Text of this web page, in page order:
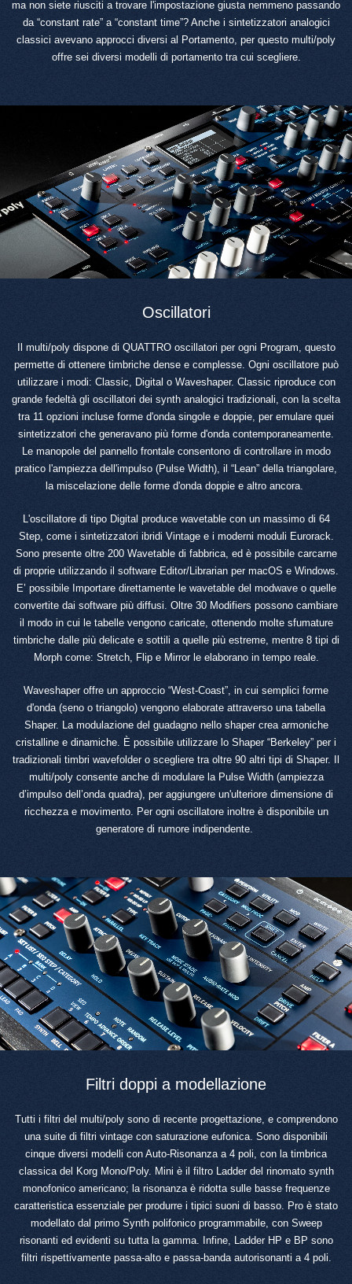
ma non siete riusciti a trovare l'impostazione giusta nemmeno passando
da “constant rate” a “constant time”? Anche i sintetizzatori analogici
classici avevano approcci diversi al Portamento, per questo multi/poly
offre sei diversi modelli di portamento tra cui scegliere.
Oscillatori
Il multi/poly dispone di QUATTRO oscillatori per ogni Program, questo
permette di ottenere timbriche dense e complesse. Ogni oscillatore può
utilizzare i modi: Classic, Digital o Waveshaper. Classic riproduce con
grande fedeltà gli oscillatori dei synth analogici tradizionali, con la scelta
tra 11 opzioni incluse forme d'onda singole e doppie, per emulare quei
sintetizzatori che generavano più forme d'onda contemporaneamente.
Le manopole del pannello frontale consentono di controllare in modo
pratico l'ampiezza dell'impulso (Pulse Width), il “Lean” della triangolare,
la miscelazione delle forme d'onda doppie e altro ancora.
L'oscillatore di tipo Digital produce wavetable con un massimo di 64
Step, come i sintetizzatori ibridi Vintage e i moderni moduli Eurorack.
Sono presente oltre 200 Wavetable di fabbrica, ed è possibile carcarne
di proprie utilizzando il software Editor/Librarian per macOS e Windows.
E’ possibile Importare direttamente le wavetable del modwave o quelle
convertite dai software più diffusi. Oltre 30 Modifiers possono cambiare
il modo in cui le tabelle vengono caricate, ottenendo molte sfumature
timbriche dalle più delicate e sottili a quelle più estreme, mentre 8 tipi di
Morph come: Stretch, Flip e Mirror le elaborano in tempo reale.
Waveshaper offre un approccio “West-Coast”, in cui semplici forme
d'onda (seno o triangolo) vengono elaborate attraverso una tabella
Shaper. La modulazione del guadagno nello shaper crea armoniche
cristalline e dinamiche. È possibile utilizzare lo Shaper “Berkeley” per i
tradizionali timbri wavefolder o scegliere tra oltre 90 altri tipi di Shaper. Il
multi/poly consente anche di modulare la Pulse Width (ampiezza
d’impulso dell’onda quadra), per aggiungere un'ulteriore dimensione di
ricchezza e movimento. Per ogni oscillatore inoltre è disponibile un
generatore di rumore indipendente.
Filtri doppi a modellazione
Tutti i filtri del multi/poly sono di recente progettazione, e comprendono
una suite di filtri vintage con saturazione eufonica. Sono disponibili
cinque diversi modelli con Auto-Risonanza a 4 poli, con la timbrica
classica del Korg Mono/Poly. Mini è il filtro Ladder del rinomato synth
monofonico americano; la risonanza è ridotta sulle basse frequenze
caratteristica essenziale per produrre i tipici suoni di basso. Pro è stato
modellato dal primo Synth polifonico programmabile, con Sweep
risonanti ed evidenti su tutta la gamma. Infine, Ladder HP e BP sono
filtri rispettivamente passa-alto e passa-banda autorisonanti a 4 poli.